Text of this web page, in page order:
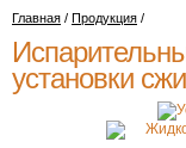
Главная / Продукция /
установки